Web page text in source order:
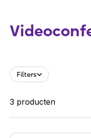
Filters
3 producten